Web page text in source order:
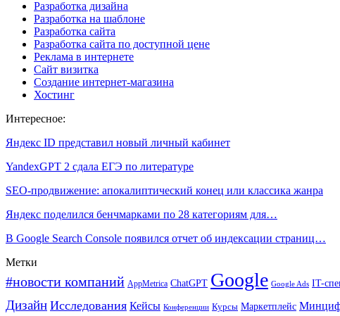
Разработка дизайна
Разработка на шаблоне
Разработка сайта
Разработка сайта по доступной цене
Реклама в интернете
Сайт визитка
Создание интернет-магазина
Хостинг
Интересное:
Яндекс ID представил новый личный кабинет
YandexGPT 2 сдала ЕГЭ по литературе
SEO-продвижение: апокалиптический конец или классика жанра
Яндекс поделился бенчмарками по 28 категориям для…
В Google Search Console появился отчет об индексации страниц…
Метки
#новости компаний AppMetrica ChatGPT Google Google Ads IT-
Дизайн Исследования Кейсы Конференции Курсы Маркетплейс